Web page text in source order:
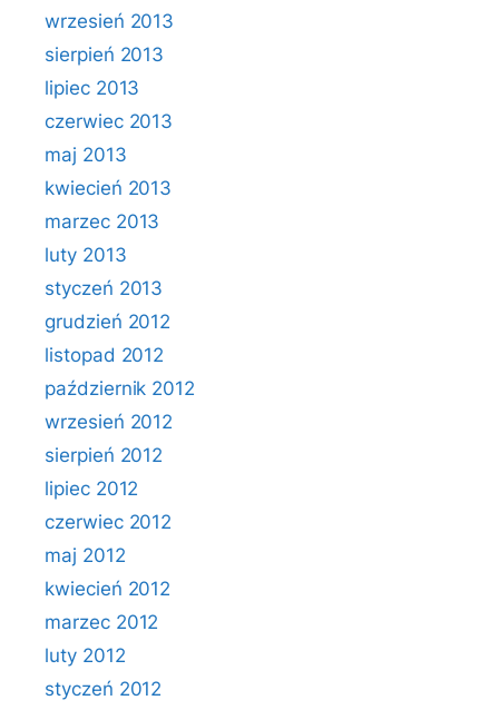
wrzesień 2013
sierpień 2013
lipiec 2013
czerwiec 2013
maj 2013
kwiecień 2013
marzec 2013
luty 2013
styczeń 2013
grudzień 2012
listopad 2012
październik 2012
wrzesień 2012
sierpień 2012
lipiec 2012
czerwiec 2012
maj 2012
kwiecień 2012
marzec 2012
luty 2012
styczeń 2012